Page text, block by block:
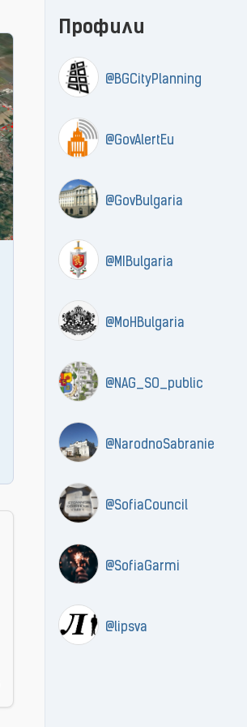
Профили
@BGCityPlanning
@GovAlertEu
@GovBulgaria
@MIBulgaria
@MoHBulgaria
@NAG_SO_public
@NarodnoSabranie
@SofiaCouncil
@SofiaGarmi
@lipsva